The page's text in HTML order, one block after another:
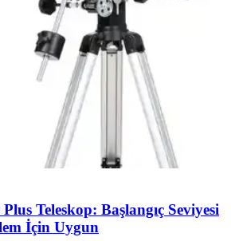
Teleskop: Başlangıç Seviyesi
İçin Uygun